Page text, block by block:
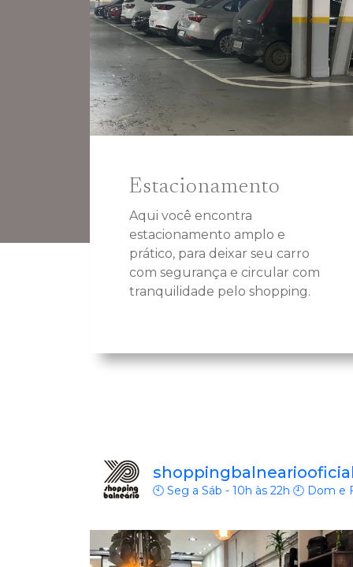
Estacionamento
Aqui você encontra
estacionamento amplo e
prático, para deixar seu carro
com segurança e circular com
tranquilidade pelo shopping.
🕙 Seg a Sáb - 10h às 22h 🕘 Dom e